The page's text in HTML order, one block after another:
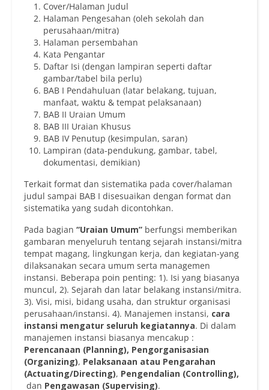
Cover/Halaman Judul
Halaman Pengesahan (oleh sekolah dan
perusahaan/mitra)
Halaman persembahan
Kata Pengantar
Daftar Isi (dengan lampiran seperti daftar
gambar/tabel bila perlu)
BAB I Pendahuluan (latar belakang, tujuan,
manfaat, waktu & tempat pelaksanaan)
BAB II Uraian Umum
BAB III Uraian Khusus
BAB IV Penutup (kesimpulan, saran)
Lampiran (data-pendukung, gambar, tabel,
dokumentasi, demikian)
Terkait format dan sistematika pada cover/halaman
judul sampai BAB I disesuaikan dengan format dan
sistematika yang sudah dicontohkan.
Pada bagian “Uraian Umum” berfungsi memberikan
gambaran menyeluruh tentang sejarah instansi/mitra
tempat magang, lingkungan kerja, dan kegiatan-yang
dilaksanakan secara umum serta managemen
instansi. Beberapa poin penting: 1). Isi yang biasanya
muncul, 2). Sejarah dan latar belakang instansi/mitra.
3). Visi, misi, bidang usaha, dan struktur organisasi
perusahaan/instansi. 4). Manajemen instansi, cara
instansi mengatur seluruh kegiatannya. Di dalam
manajemen instansi biasanya mencakup :
Perencanaan (Planning), Pengorganisasian
(Organizing), Pelaksanaan atau Pengarahan
(Actuating/Directing), Pengendalian (Controlling),
dan Pengawasan (Supervising).